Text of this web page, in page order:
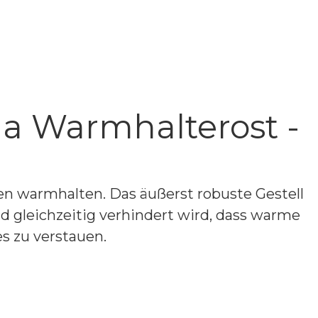
Warmhalterost -
warmhalten. Das äußerst robuste Gestell
gleichzeitig verhindert wird, dass warme
zu verstauen.